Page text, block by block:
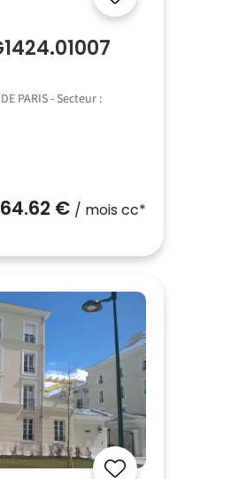
PARIS - Secteur :
64.62 € / mois cc*